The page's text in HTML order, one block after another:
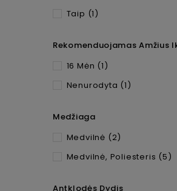
Taip (1)
Rekomenduojamas Amžius
16 Mėn (1)
Nenurodyta (1)
Medžiaga
Medvilnė (2)
Medvilnė, Poliesteris (5)
Antklodės Dydis